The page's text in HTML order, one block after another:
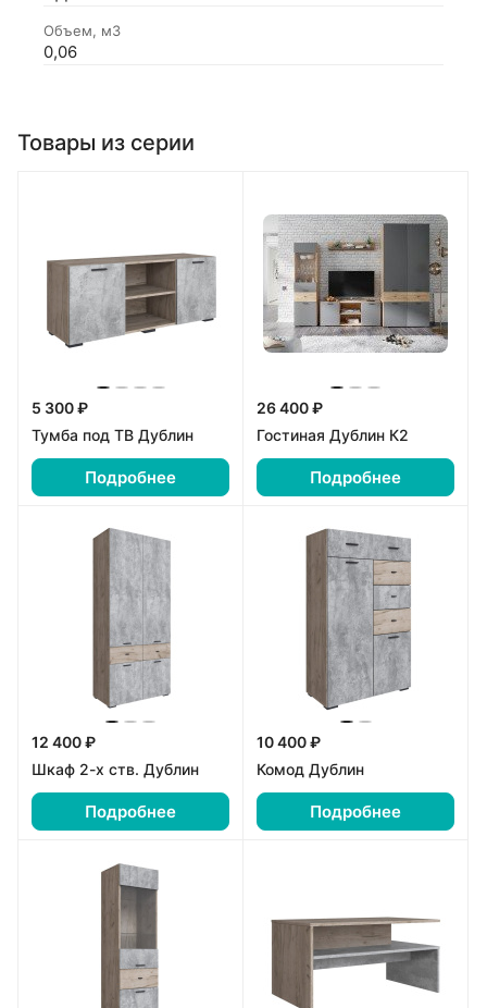
Объем, м3
0,06
Товары из серии
5 300 ₽
Тумба под ТВ Дублин
Подробнее
26 400 ₽
Гостиная Дублин К2
Подробнее
12 400 ₽
Шкаф 2-х ств. Дублин
Подробнее
10 400 ₽
Комод Дублин
Подробнее